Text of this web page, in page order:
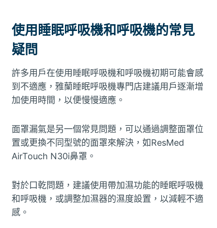
使用睡眠呼吸機和呼吸機的常見
疑問
許多用戶在使用睡眠呼吸機和呼吸機初期可能會感
到不適應，雅蘭睡眠呼吸機專門店建議用戶逐漸增
加使用時間，以便慢慢適應。
面罩漏氣是另一個常見問題，可以通過調整面罩位
置或更換不同型號的面罩來解決，如ResMed
AirTouch N30i鼻罩。
對於口乾問題，建議使用帶加濕功能的睡眠呼吸機
和呼吸機，或調整加濕器的濕度設置，以減輕不適
感。